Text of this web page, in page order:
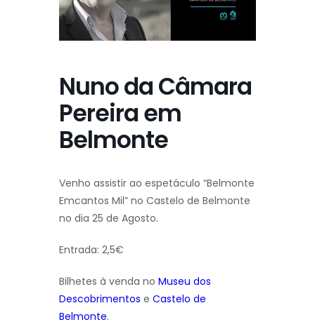
Nuno da Câmara
Pereira em
Belmonte
Venho assistir ao espetáculo “Belmonte
Emcantos Mil” no Castelo de Belmonte
no dia 25 de Agosto.
Entrada: 2,5€
Bilhetes à venda no Museu dos
Descobrimentos e Castelo de
Belmonte.